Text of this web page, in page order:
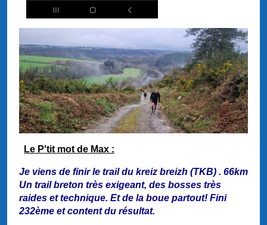
Le P'tit mot de Max :
Je viens de finir le trail du kreiz breizh (TKB) . 66km
Un trail breton très exigeant, des bosses très
raides et technique. Et de la boue partout! Fini
232ème et content du résultat.